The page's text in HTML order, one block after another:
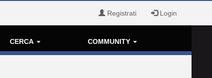
Registrati Login
CERCA COMMUNITY